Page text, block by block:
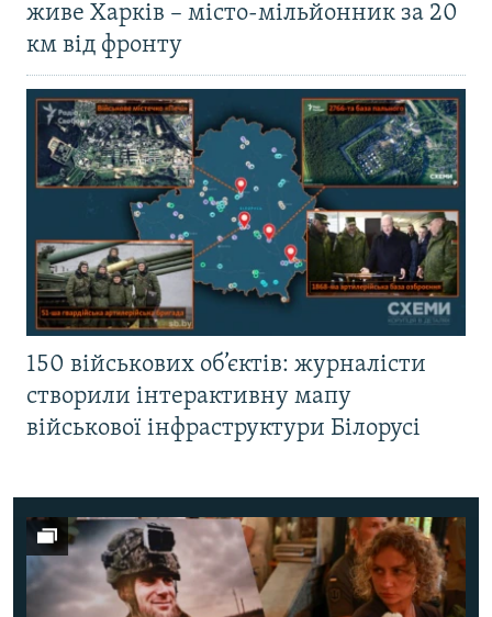
живе Харків – місто-мільйонник за 20
км від фронту
150 військових об’єктів: журналісти
створили інтерактивну мапу
військової інфраструктури Білорусі